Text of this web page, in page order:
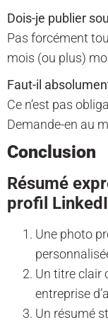
Dois-je publier
Pas forcément
mois (ou plus)
Faut-il
Ce n’est pas
Demande-en au
Conclusion
Résumé
profil
Une photo
Un titre clair
entreprise
Un résumé